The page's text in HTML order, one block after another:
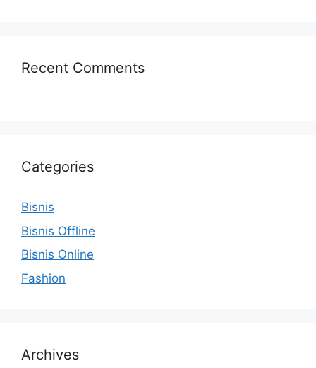
Recent Comments
Categories
Bisnis
Bisnis Offline
Bisnis Online
Fashion
Archives